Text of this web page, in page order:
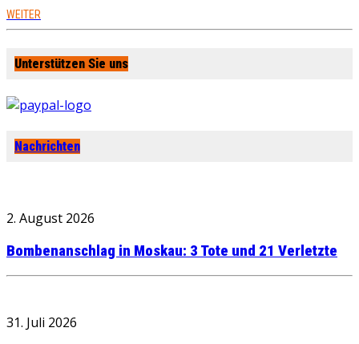
WEITER
Unterstützen Sie uns
Nachrichten
2. August 2026
Bombenanschlag in Moskau: 3 Tote und 21 Verletzte
31. Juli 2026